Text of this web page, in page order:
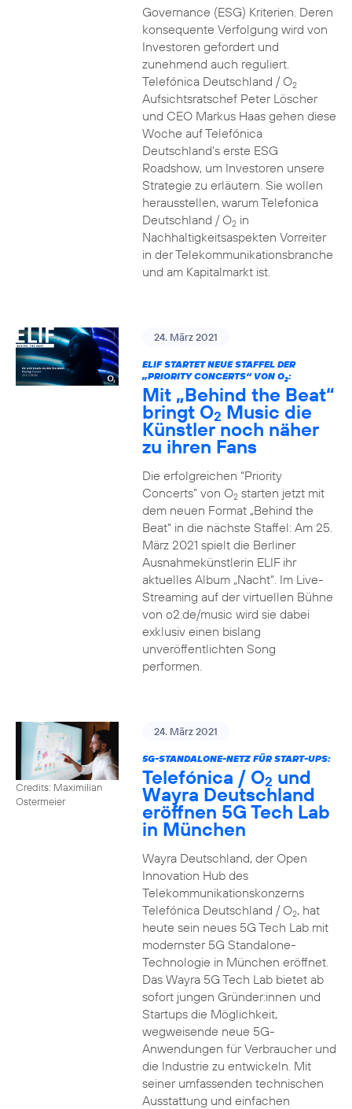
Governance (ESG) Kriterien. Deren
konsequente Verfolgung wird von
Investoren gefordert und
zunehmend auch reguliert.
Telefónica Deutschland / O2
Aufsichtsratschef Peter Löscher
und CEO Markus Haas gehen diese
Woche auf Telefónica
Deutschland’s erste ESG
Roadshow, um Investoren unsere
Strategie zu erläutern. Sie wollen
herausstellen, warum Telefonica
Deutschland / O2in
Nachhaltigkeitsaspekten Vorreiter
in der Telekommunikationsbranche
und am Kapitalmarkt ist.
24. März 2021
ELIF STARTET NEUE STAFFEL DER
„PRIORITY CONCERTS“ VON O2:
Mit „Behind the Beat“
bringt O2 Music die
Künstler noch näher
zu ihren Fans
Die erfolgreichen “Priority
Concerts” von O2starten jetzt mit
dem neuen Format „Behind the
Beat“ in die nächste Staffel: Am 25.
März 2021 spielt die Berliner
Ausnahmekünstlerin ELIF ihr
aktuelles Album „Nacht“. Im Live-
Streaming auf der virtuellen Bühne
von o2.de/music wird sie dabei
exklusiv einen bislang
unveröffentlichten Song
performen.
Credits: Maximilian
Ostermeier
24. März 2021
5G-STANDALONE-NETZ FÜR START-UPS:
Telefónica / O2 und
Wayra Deutschland
eröffnen 5G Tech Lab
in München
Wayra Deutschland, der Open
Innovation Hub des
Telekommunikationskonzerns
Telefónica Deutschland / O2, hat
heute sein neues 5G Tech Lab mit
modernster 5G Standalone-
Technologie in München eröffnet.
Das Wayra 5G Tech Lab bietet ab
sofort jungen Gründer:innen und
Startups die Möglichkeit,
wegweisende neue 5G-
Anwendungen für Verbraucher und
die Industrie zu entwickeln. Mit
seiner umfassenden technischen
Ausstattung und einfachen